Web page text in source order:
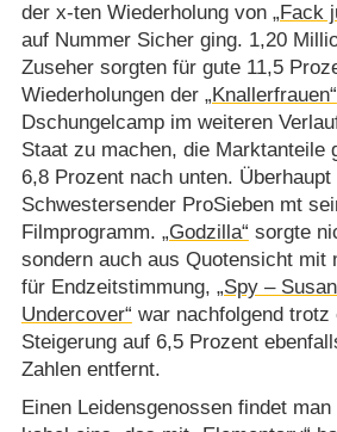
der x-ten Wiederholung von „Fack
auf Nummer Sicher ging. 1,20
Zuseher sorgten für gute 11,5
Wiederholungen der „Knallerfrauen“
Dschungelcamp im weiteren
Staat zu machen, die Marktanteile
6,8 Prozent nach unten.
Schwestersender ProSieben mt
Filmprogramm. „Godzilla“ sorgte
sondern auch aus Quotensicht mit
für Endzeitstimmung, „Spy –
Undercover“ war nachfolgend trotz
Steigerung auf 6,5 Prozent
Zahlen entfernt.
Einen Leidensgenossen findet